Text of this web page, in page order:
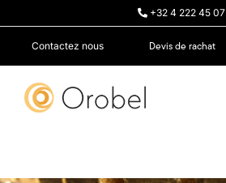
+32 4 222 45 07
Contactez nous Devis de rachat